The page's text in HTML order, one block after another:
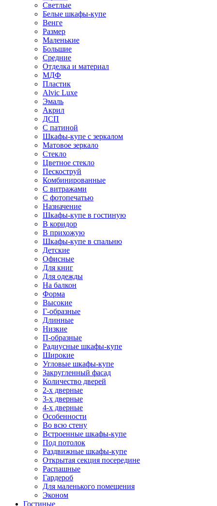
Светлые
Белые шкафы-купе
Венге
Размер
Маленькие
Большие
Средние
Отделка и материал
МДФ
Пластик
Alvic Luxe
Эмаль
Акрил
ДСП
С патиной
Шкафы-купе с зеркалом
Матовое зеркало
Стекло
Цветное стекло
Пескоструй
Комбинированные
С витражами
С фотопечатью
Назначение
Шкафы-купе в гостиную
В коридор
В прихожую
Шкафы-купе в спальню
Детские
Офисные
Для книг
Для одежды
На балкон
Форма
Высокие
Г-образные
Длинные
Низкие
П-образные
Радиусные шкафы-купе
Широкие
Угловые шкафы-купе
Закругленный фасад
Количество дверей
2-х дверные
3-х дверные
4-х дверные
Особенности
Во всю стену
Встроенные шкафы-купе
Под потолок
Раздвижные шкафы-купе
Открытая секция посередине
Распашные
Гардероб
Для маленького помещения
Эконом
Гостиные